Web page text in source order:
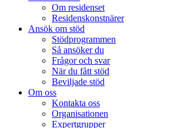
Om residenset
Residenskonstnärer
Ansök om stöd
Stödprogrammen
Så ansöker du
Frågor och svar
När du fått stöd
Beviljade stöd
Om oss
Kontakta oss
Organisationen
Expertgrupper